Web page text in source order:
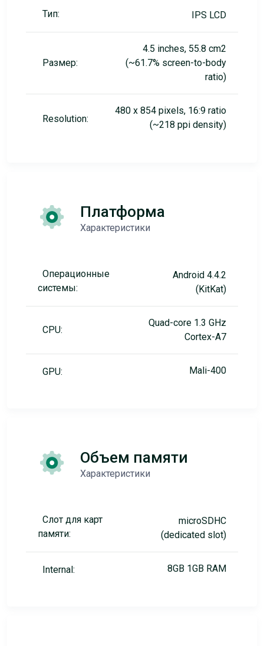
Тип: IPS LCD
Размер:
4.5 inches, 55.8 cm2
(~61.7% screen-to-body
ratio)
Resolution:
480 x 854 pixels, 16:9 ratio
(~218 ppi density)
Платформа
Характеристики
Операционные
системы:
Android 4.4.2
(KitKat)
CPU:
Quad-core 1.3 GHz
Cortex-A7
GPU: Mali-400
Объем памяти
Характеристики
Слот для карт
памяти:
microSDHC
(dedicated slot)
Internal: 8GB 1GB RAM